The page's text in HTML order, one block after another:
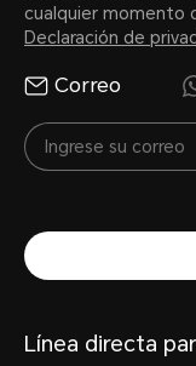
cualquier momento
Declaración de
Correo
Línea directa